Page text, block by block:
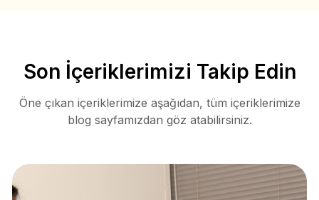
Son İçeriklerimizi Takip Edin
Öne çıkan içeriklerimize aşağıdan, tüm içeriklerimize
blog sayfamızdan göz atabilirsiniz.